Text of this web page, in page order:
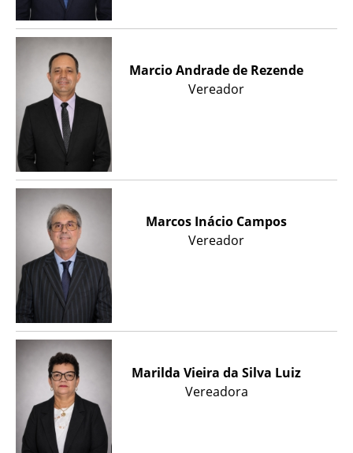
Marcio Andrade de Rezende
Vereador
Marcos Inácio Campos
Vereador
Marilda Vieira da Silva Luiz
Vereadora